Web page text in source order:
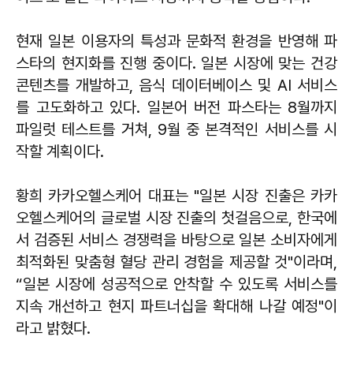
현재 일본 이용자의 특성과 문화적 환경을 반영해 파
스타의 현지화를 진행 중이다. 일본 시장에 맞는 건강
콘텐츠를 개발하고, 음식 데이터베이스 및 AI 서비스
를 고도화하고 있다. 일본어 버전 파스타는 8월까지
파일럿 테스트를 거쳐, 9월 중 본격적인 서비스를 시
작할 계획이다.
황희 카카오헬스케어 대표는 "일본 시장 진출은 카카
오헬스케어의 글로벌 시장 진출의 첫걸음으로, 한국에
서 검증된 서비스 경쟁력을 바탕으로 일본 소비자에게
최적화된 맞춤형 혈당 관리 경험을 제공할 것"이라며,
“일본 시장에 성공적으로 안착할 수 있도록 서비스를
지속 개선하고 현지 파트너십을 확대해 나갈 예정"이
라고 밝혔다.